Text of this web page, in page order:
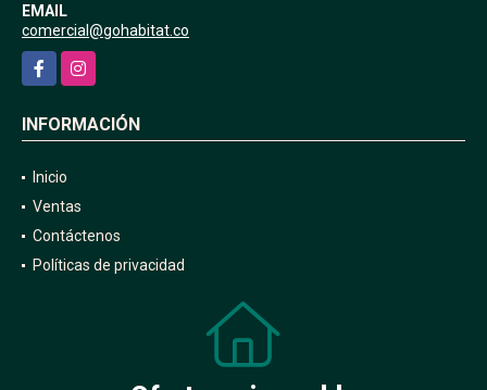
EMAIL
comercial@gohabitat.co
FacebookInstagram
INFORMACIÓN
Inicio
Ventas
Contáctenos
Políticas de privacidad